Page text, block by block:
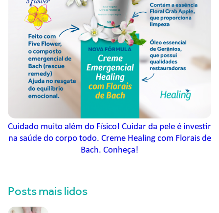
Cuidado muito além do Físico! Cuidar da pele é investir
na saúde do corpo todo. Creme Healing com Florais de
Bach. Conheça!
Posts mais lidos